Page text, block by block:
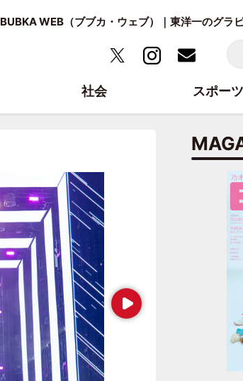
BUBKA WEB（ブブカ・ウェブ）｜東洋一のグラ
Next
社会 スポーツ